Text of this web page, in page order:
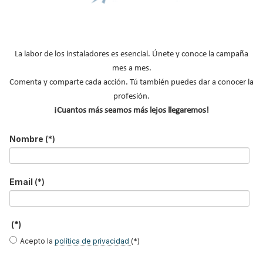
nuestros boletines
Y RECIBE EN TU EMAIL TODA LA
ACTUALIDAD DEL SECTOR
Apellidos
Email *
Ocupación
*
La labor de los instaladores es esencial. Únete y conoce la campaña
mes a mes.
Comenta y comparte cada acción. Tú también puedes dar a conocer la
profesión.
¡Cuantos más seamos más lejos llegaremos!
Nombre (*)
Email (*)
(*)
Acepto la política de privacidad (*)